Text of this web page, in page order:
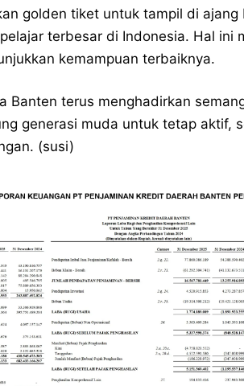
golden tiket untuk tampil di
terbesar di Indonesia. Hal ini
kemampuan terbaiknya.
Banten terus menghadirkan
generasi muda untuk tetap aktif,
(susi)